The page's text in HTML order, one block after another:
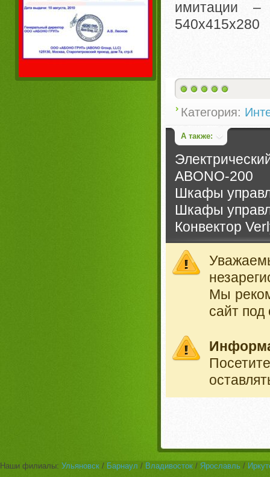
имитации
540х415х280
Категория:
А также:
ABONO-200
Шкафы
Шкафы
Конвектор
Мы
сайт
Наши филиалы: Ульяновск / Барнаул / Владивосток / Ярославль /